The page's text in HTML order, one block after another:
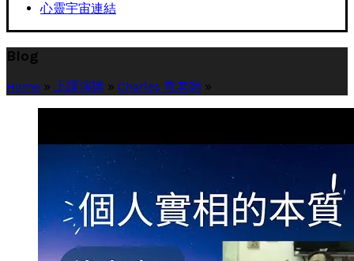
心靈宇宙連結
Blog
Home » 上課演講 » Charles 查老師 »